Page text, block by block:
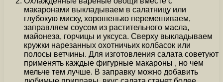
макаронами выкладываем в салатницу или
глубокую миску, хорошенько перемешиваем,
заправляем соусом из растительного масла,
майонеза, горчицы и уксуса. Сверху выкладываем
кружки нарезанных охотничьих колбасок или
полосы ветчины. Для изготовления салата советуют
применять каждые фигурные макароны , но чем
мельче тем лучше. В заправку можно добавить